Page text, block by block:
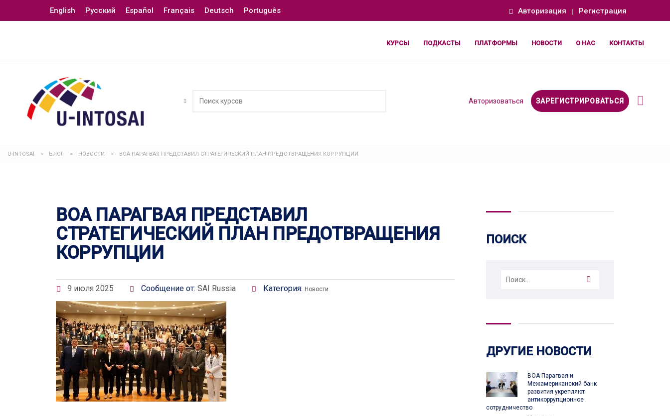
English Русский Español Français Deutsch Português Авторизация Регистрация
КУРСЫ ПОДКАСТЫ ПЛАТФОРМЫ НОВОСТИ О НАС КОНТАКТЫ
Авторизоваться ЗАРЕГИСТРИРОВАТЬСЯ
U-INTOSAI > БЛОГ > НОВОСТИ > ВОА ПАРАГВАЯ ПРЕДСТАВИЛ СТРАТЕГИЧЕСКИЙ ПЛАН ПРЕДОТВРАЩЕНИЯ КОРРУПЦИИ
ВОА ПАРАГВАЯ ПРЕДСТАВИЛ
СТРАТЕГИЧЕСКИЙ ПЛАН ПРЕДОТВРАЩЕНИЯ
КОРРУПЦИИ
9 июля 2025 Сообщение от: SAI Russia Категория: Новости
ПОИСК
Найти:
ДРУГИЕ НОВОСТИ
ВОА Парагвая и
Межамериканский банк
развития укрепляют
антикоррупционное
сотрудничество